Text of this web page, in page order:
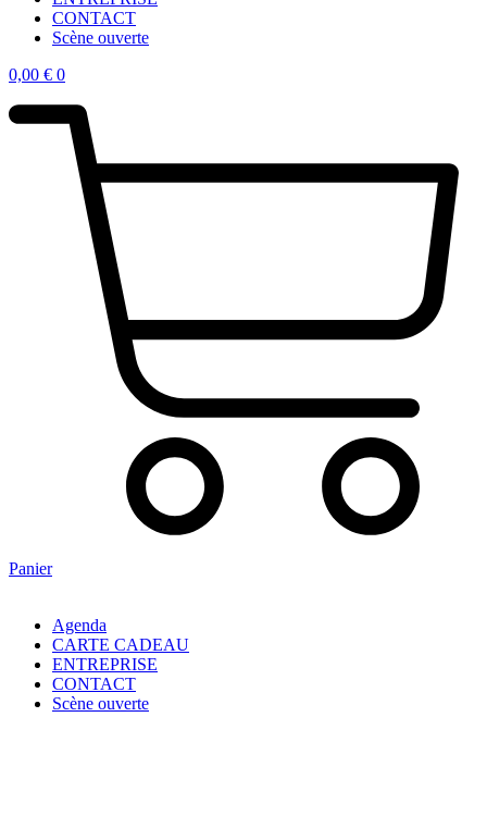
CONTACT
Scène ouverte
0,00 € 0
Panier
Agenda
CARTE CADEAU
ENTREPRISE
CONTACT
Scène ouverte